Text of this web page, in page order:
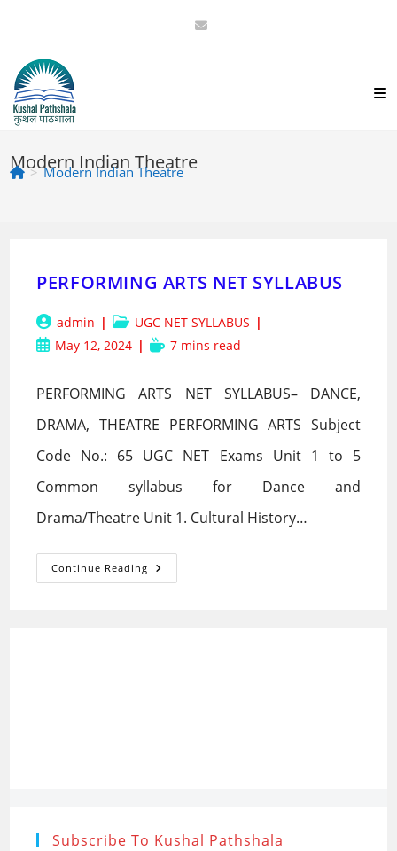
content
Modern Indian Theatre
> Modern Indian Theatre
PERFORMING ARTS NET SYLLABUS
Post
author:
admin
Post
category:
UGC NET SYLLABUS
PostMay 12, 2024
Reading
7 mins read
PERFORMING ARTS NET SYLLABUS– DANCE,
DRAMA, THEATRE PERFORMING ARTS Subject
Code No.: 65 UGC NET Exams Unit 1 to 5
Common syllabus for Dance and
Drama/Theatre Unit 1. Cultural History…
Continue Reading PERFORMING
ARTS
Subscribe To Kushal Pathshala